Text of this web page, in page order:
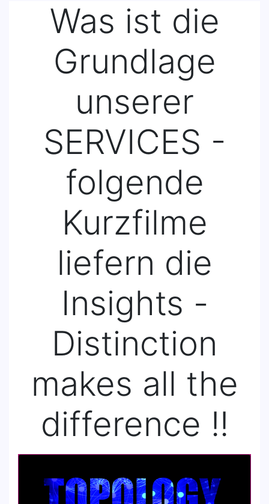
Was ist die
Grundlage
unserer
SERVICES -
folgende
Kurzfilme
liefern die
Insights -
Distinction
makes all the
difference !!